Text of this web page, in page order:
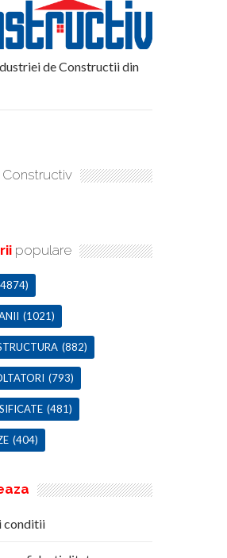
de Constructii din
Constructiv
populare
(1021)
(882)
(793)
(481)
(404)
conditii